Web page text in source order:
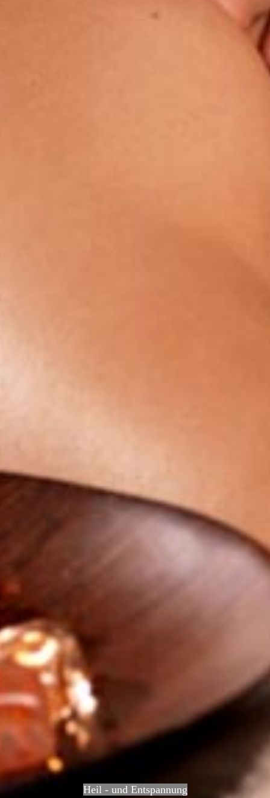
Heil - und Entspannung